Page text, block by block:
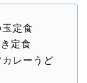
定食
定食
レーうど